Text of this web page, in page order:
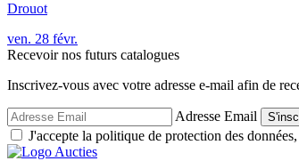
Drouot
ven. 28 févr.
Recevoir nos futurs catalogues
Inscrivez-vous avec votre adresse e-mail afin de
Adresse Email
J'accepte la politique de protection des